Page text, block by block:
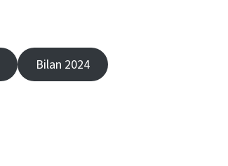
Bilan 2024